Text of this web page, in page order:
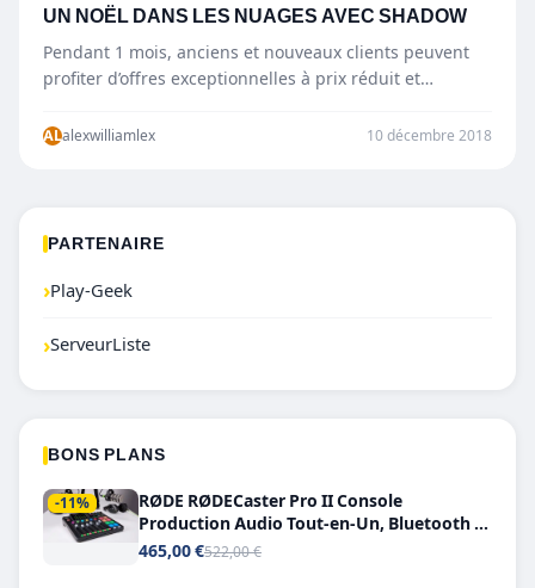
UN NOËL DANS LES NUAGES AVEC SHADOW
Pendant 1 mois, anciens et nouveaux clients peuvent
profiter d’offres exceptionnelles à prix réduit et
ALalexwilliamlex 10 décembre 2018
PARTENAIRE
›Play-Geek
›ServeurListe
BONS PLANS
-11%
RØDE RØDECaster Pro II Console
Production Audio Tout-en-Un, Bluetooth et
Double USB-C
465,00 €522,00 €